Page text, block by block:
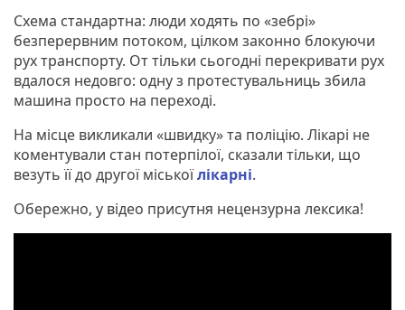
Схема стандартна: люди ходять по «зебрі»
безперервним потоком, цілком законно блокуючи
рух транспорту. От тільки сьогодні перекривати рух
вдалося недовго: одну з протестувальниць збила
машина просто на переході.
На місце викликали «швидку» та поліцію. Лікарі не
коментували стан потерпілої, сказали тільки, що
везуть її до другої міськоїлікарні.
Обережно, у відео присутня нецензурна лексика!